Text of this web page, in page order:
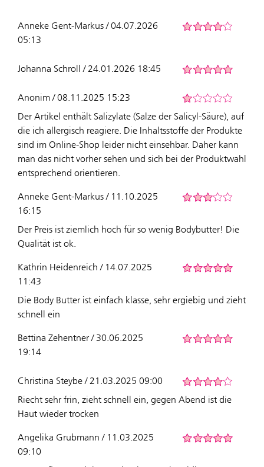
Anneke Gent-Markus / 04.07.2026
05:13
Johanna Schroll / 24.01.2026 18:45
Anonim / 08.11.2025 15:23
Der Artikel enthält Salizylate (Salze der Salicyl-Säure), auf
die ich allergisch reagiere. Die Inhaltsstoffe der Produkte
sind im Online-Shop leider nicht einsehbar. Daher kann
man das nicht vorher sehen und sich bei der Produktwahl
entsprechend orientieren.
Anneke Gent-Markus / 11.10.2025
16:15
Der Preis ist ziemlich hoch für so wenig Bodybutter! Die
Qualität ist ok.
Kathrin Heidenreich / 14.07.2025
11:43
Die Body Butter ist einfach klasse, sehr ergiebig und zieht
schnell ein
Bettina Zehentner / 30.06.2025
19:14
Christina Steybe / 21.03.2025 09:00
Riecht sehr frin, zieht schnell ein, gegen Abend ist die
Haut wieder trocken
Angelika Grubmann / 11.03.2025
09:10